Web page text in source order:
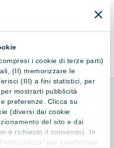
i cookie di terze parti)
(II) memorizzare le
(III) a fini statistici, per
mostrarti pubblicità
preferenze. Clicca su
(diversi dai cookie
del sito e dai
è richiesto il consenso). In
per selezionare
per te